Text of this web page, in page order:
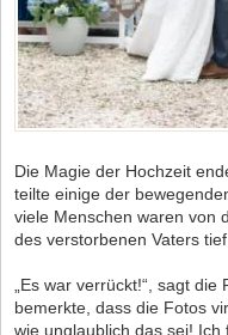
Die Magie der Hochzeit
teilte einige der
viele Menschen waren von
des verstorbenen Vaters
„Es war verrückt!“, sagt die
bemerkte, dass die Fotos
wie unglaublich das sei!